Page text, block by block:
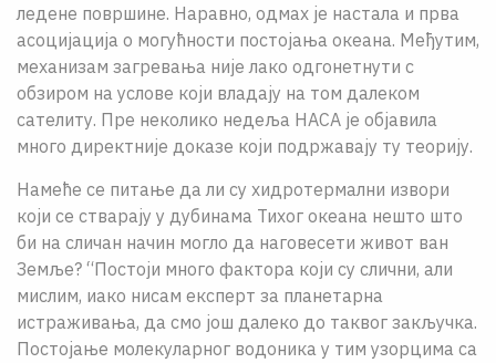
ледене површине. Наравно, одмах је настала и прва
асоцијација о могућности постојања океана. Међутим,
механизам загревања није лако одгонетнути с
обзиром на услове који владају на том далеком
сателиту. Пре неколико недеља НАСА је објавила
много директније доказе који подржавају ту теорију.
Намеће се питање да ли су хидротермални извори
који се стварају у дубинама Тихог океана нешто што
би на сличан начин могло да наговесети живот ван
Земље? “Постоји много фактора који су слични, али
мислим, иако нисам експерт за планетарна
истраживања, да смо још далеко до таквог закључка.
Постојање молекуларног водоника у тим узорцима са